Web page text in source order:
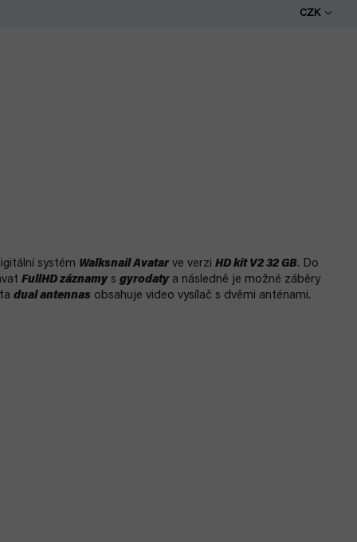
CZK
systém Walksnail Avatarve verzi HD kit V2 32 GB. Do
FullHD záznamy s gyrodaty a následně je možné záběry
dual antennas obsahuje video vysílač s dvěmi anténami.